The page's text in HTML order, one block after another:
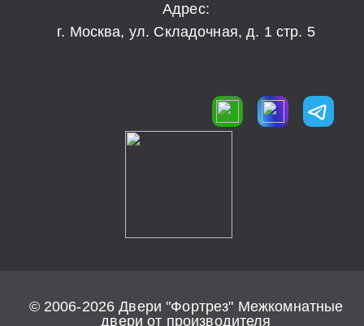
Адрес:
г. Москва, ул. Складочная, д. 1 стр. 5
© 2006-2026 Двери "Фортрез" Межкомнатные
двери от производителя